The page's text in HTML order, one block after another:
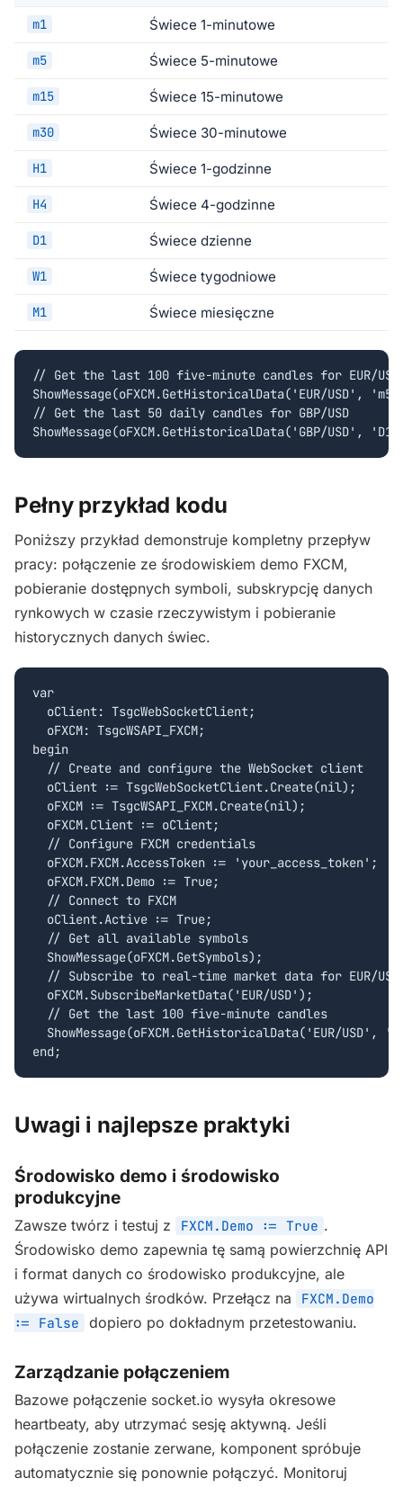
m1 Świece 1-minutowe
m5 Świece 5-minutowe
m15 Świece 15-minutowe
m30 Świece 30-minutowe
H1 Świece 1-godzinne
H4 Świece 4-godzinne
D1 Świece dzienne
W1 Świece tygodniowe
M1 Świece miesięczne
// Get the last 100 five-minute candles for EUR/USD
ShowMessage(oFXCM.GetHistoricalData('EUR/USD',
// Get the last 50 daily candles for GBP/USD
ShowMessage(oFXCM.GetHistoricalData('GBP/USD',
Pełny przykład kodu
Poniższy przykład demonstruje kompletny przepływ
pracy: połączenie ze środowiskiem demo FXCM,
pobieranie dostępnych symboli, subskrypcję danych
rynkowych w czasie rzeczywistym i pobieranie
historycznych danych świec.
var
  oClient: TsgcWebSocketClient;
  oFXCM: TsgcWSAPI_FXCM;
begin
  // Create and configure the WebSocket client
  oClient := TsgcWebSocketClient.Create(nil);
  oFXCM := TsgcWSAPI_FXCM.Create(nil);
  oFXCM.Client := oClient;
  // Configure FXCM credentials
  oFXCM.FXCM.AccessToken := 'your_access_token';
  oFXCM.FXCM.Demo := True;
  // Connect to FXCM
  oClient.Active := True;
  // Get all available symbols
  ShowMessage(oFXCM.GetSymbols);
  // Subscribe to real-time market data for EUR/USD
  oFXCM.SubscribeMarketData('EUR/USD');
  // Get the last 100 five-minute candles
ShowMessage(oFXCM.GetHistoricalData('EUR/USD',
end;
Uwagi i najlepsze praktyki
Środowisko demo i środowisko
produkcyjne
Zawsze twórz i testuj z FXCM.Demo := True .
Środowisko demo zapewnia tę samą powierzchnię API
i format danych co środowisko produkcyjne, ale
używa wirtualnych środków. Przełącz na
FXCM.Demo
:= False
dopiero po dokładnym przetestowaniu.
Zarządzanie połączeniem
Bazowe połączenie socket.io wysyła okresowe
heartbeaty, aby utrzymać sesję aktywną. Jeśli
połączenie zostanie zerwane, komponent spróbuje
automatycznie się ponownie połączyć. Monitoruj